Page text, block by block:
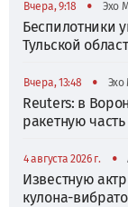
Вчера, 9:18 • Эхо
Беспилотники
Тульской
Вчера, 13:48 • Эхо
Reuters: в
ракетную
4 августа 2026 г. •
Известную
кулона-